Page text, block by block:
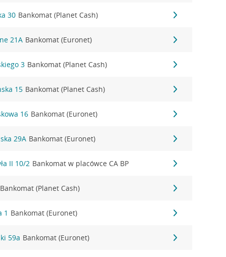
30 Bankomat (Planet Cash)
21A Bankomat (Euronet)
3 Bankomat (Planet Cash)
15 Bankomat (Planet Cash)
16 Bankomat (Euronet)
29A Bankomat (Euronet)
II 10/2 Bankomat w placówce CA BP
Bankomat (Planet Cash)
1 Bankomat (Euronet)
59a Bankomat (Euronet)